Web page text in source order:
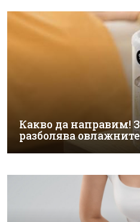
Какво да направим!
разболява